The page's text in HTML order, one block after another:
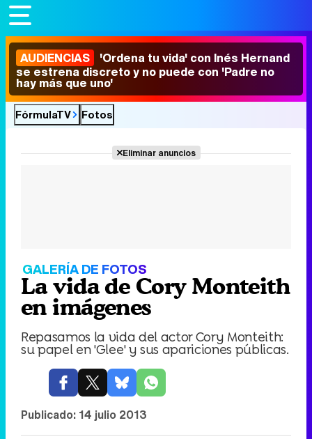
AUDIENCIAS 'Ordena tu vida' con Inés Hernand
se estrena discreto y no puede con 'Padre no
hay más que uno'
FórmulaTV Fotos
Eliminar anuncios
GALERÍA DE FOTOS
La vida de Cory Monteith
en imágenes
Repasamos la vida del actor Cory Monteith:
su papel en 'Glee' y sus apariciones públicas.
Publicado: 14 julio 2013